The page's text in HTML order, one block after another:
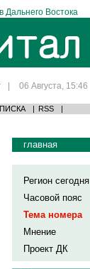
Дальнего Востока
| 06 Августа, 15:46
| RSS |
главная
Регион сегодня
Часовой пояс
Тема номера
Мнение
Проект ДК